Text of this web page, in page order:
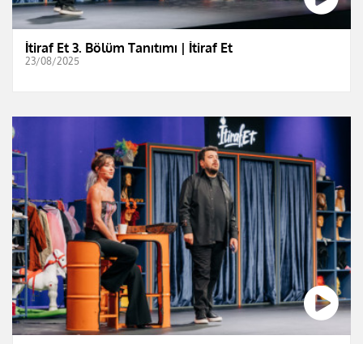
İtiraf Et 3. Bölüm Tanıtımı | İtiraf Et
23/08/2025